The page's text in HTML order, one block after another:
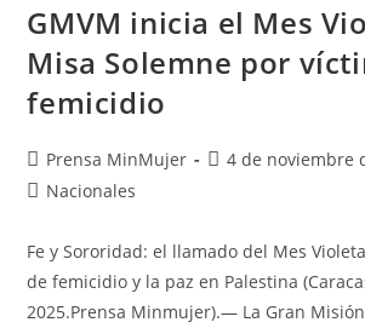
GMVM inicia el Mes
Misa Solemne por
femicidio
Prensa MinMujer
4 de noviembre
Nacionales
Fe y Sororidad: el llamado del Mes
de femicidio y la paz en Palestina
2025.Prensa Minmujer).— La Gran